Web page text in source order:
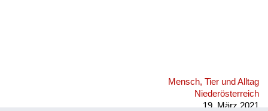
Mensch, Tier und Alltag
Niederösterreich
19. März 2021